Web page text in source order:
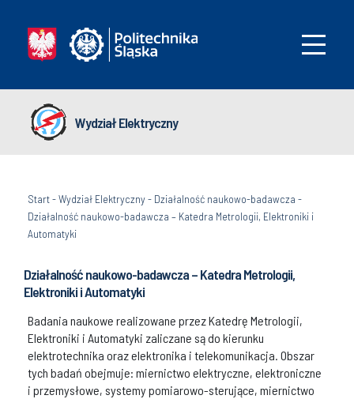
Wydział Elektryczny
Start-Wydział Elektryczny- Działalność naukowo-badawcza -
Działalność naukowo-badawcza – Katedra Metrologii, Elektroniki i
Automatyki
Działalność naukowo-badawcza – Katedra Metrologii,
Elektroniki i Automatyki
Badania naukowe realizowane przez Katedrę Metrologii,
Elektroniki i Automatyki zaliczane są do kierunku
elektrotechnika oraz elektronika i telekomunikacja. Obszar
tych badań obejmuje: miernictwo elektryczne, elektroniczne
i przemysłowe, systemy pomiarowo-sterujące, miernictwo